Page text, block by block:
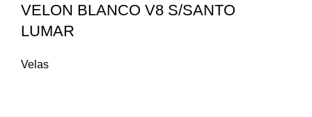
VELON BLANCO V8 S/SANTO
LUMAR
Velas